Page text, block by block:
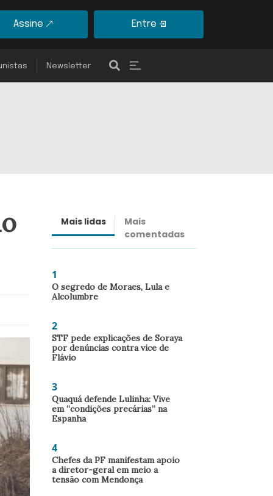
Assine Entre
Newsletter
Mais lidas
Mais
comentadas
1
O segredo de Moraes, Lula e
Alcolumbre
2
STF pede explicações de Soraya
por denúncias contra vice de
Flávio
3
Quaquá defende Lulinha: Vive
em “condições precárias” na
Espanha
4
Chefes da PF manifestam apoio
a diretor-geral em meio a
tensão com Mendonça